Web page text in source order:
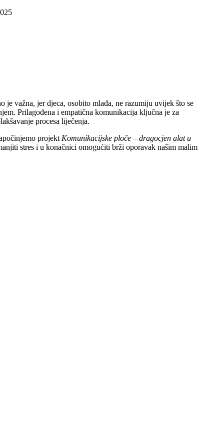
važna, jer djeca, osobito mlađa, ne razumiju uvijek što se
Prilagođena i empatična komunikacija ključna je za
procesa liječenja.
projekt Komunikacijske ploče – dragocjen alat u
stres i u konačnici omogućiti brži oporavak našim malim